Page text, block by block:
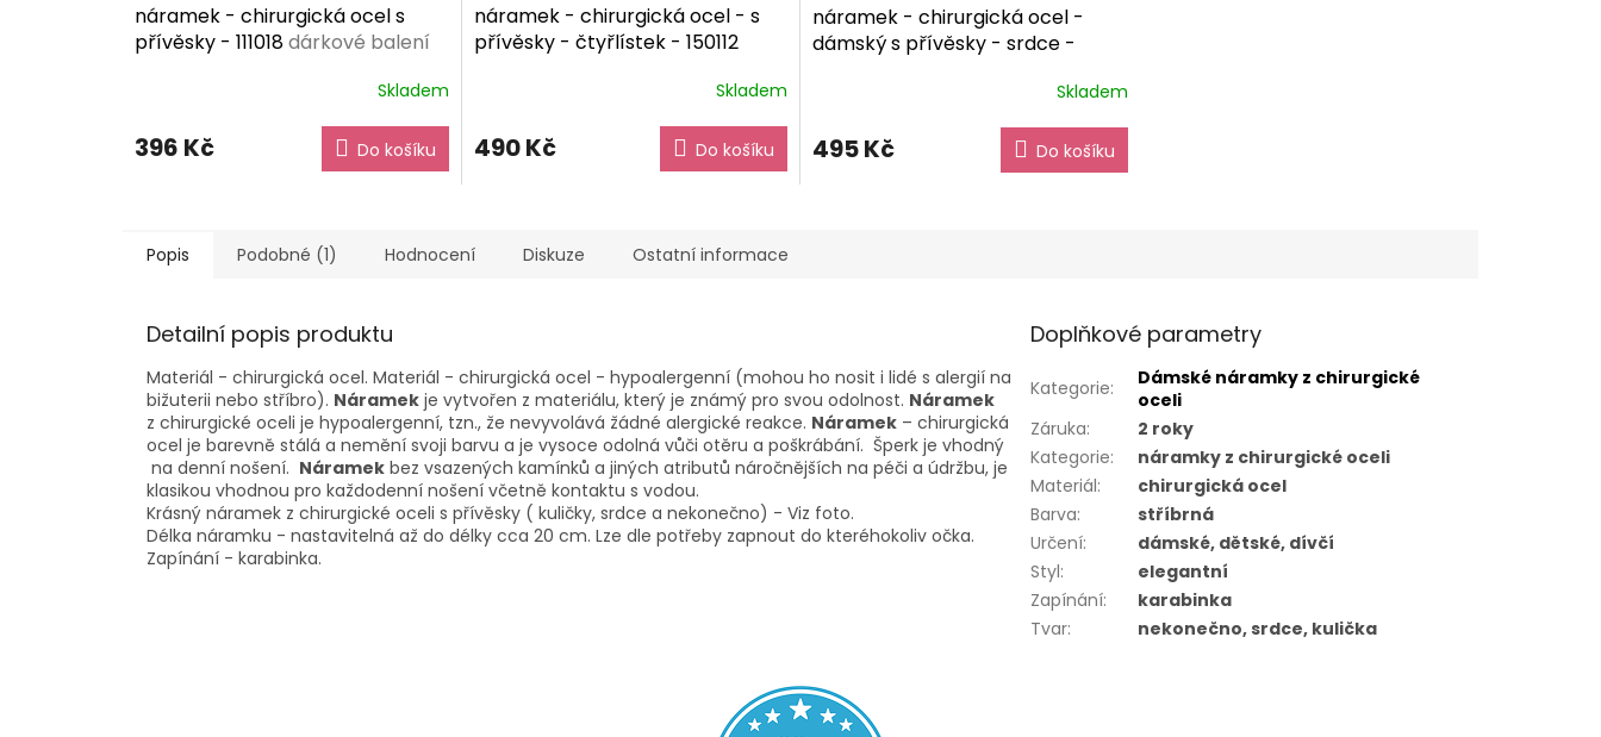
náramek - chirurgická ocel s
přívěsky - 111018dárkové balení
Skladem
396 Kč Do košíku
náramek - chirurgická ocel - s
přívěsky - čtyřlístek - 150112
Skladem
490 Kč Do košíku
náramek - chirurgická ocel -
dámský s přívěsky - srdce -
Skladem
495 Kč Do košíku
Popis Podobné (1) Hodnocení Diskuze Ostatní informace
Detailní popis produktu
Materiál - chirurgická ocel. Materiál - chirurgická ocel - hypoalergenní (mohou ho nosit i lidé s alergií na
bižuterii nebo stříbro). Náramek je vytvořen z materiálu, který je známý pro svou odolnost. Náramek
z chirurgické oceli je hypoalergenní, tzn., že nevyvolává žádné alergické reakce. Náramek – chirurgická
ocel je barevně stálá a nemění svoji barvu a je vysoce odolná vůči otěru a poškrábání. Šperk je vhodný
na denní nošení. Náramek bez vsazených kamínků a jiných atributů náročnějších na péči a údržbu, je
klasikou vhodnou pro každodenní nošení včetně kontaktu s vodou.
Krásný náramek z chirurgické oceli s přívěsky ( kuličky, srdce a nekonečno) - Viz foto.
Délka náramku - nastavitelná až do délky cca 20 cm. Lze dle potřeby zapnout do kteréhokoliv očka.
Zapínání - karabinka.
Doplňkové parametry
Kategorie:
Dámské náramky z chirurgické
oceli
Záruka:
2 roky
Kategorie:
náramky z chirurgické oceli
Materiál:
chirurgická ocel
Barva:
stříbrná
Určení:
dámské, dětské, dívčí
Styl:
elegantní
Zapínání:
karabinka
Tvar: nekonečno, srdce, kulička